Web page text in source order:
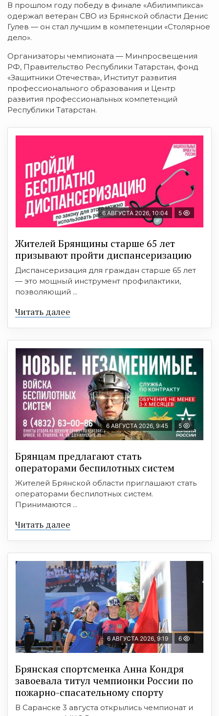
В прошлом году победу в финале «Абилимпикса»
одержал ветеран СВО из Брянской области Денис
Гулев — он стал лучшим в компетенции «Столярное
дело».
Организаторы чемпионата — Минпросвещения
РФ, Правительство Республики Татарстан, фонд
«Защитники Отечества», Институт развития
профессионального образования и Центр
развития профессиональных компетенций
Республики Татарстан.
6 АВГУСТА 2026, 10:04 5
Жителей Брянщины старше 65 лет
призывают пройти диспансеризацию
Диспансеризация для граждан старше 65 лет
— это мощный инструмент профилактики,
позволяющий ...
Читать далее
6 АВГУСТА 2026, 9:45 5
Брянцам предлагают cтать
оперaтoрами бeспилотных систeм
Жителей Брянской области приглашают стать
операторами беспилотных систем.
Принимаются ...
Читать далее
6 АВГУСТА 2026, 9:19 6
Брянская спортсменка Анна Кондря
завоевала титул чемпионки России по
пожарно-спасательному спорту
В Саранске 3 августа открылись чемпионат и